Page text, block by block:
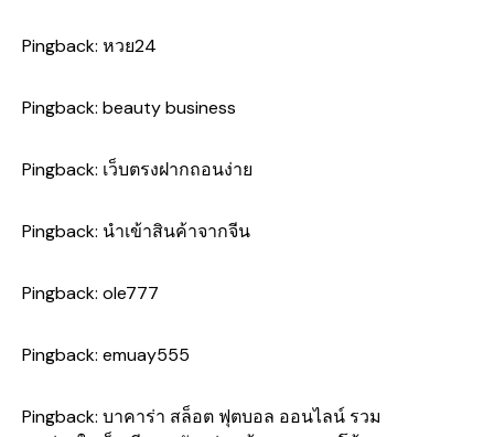
Pingback: หวย24
Pingback: beauty business
Pingback: เว็บตรงฝากถอนง่าย
Pingback: นำเข้าสินค้าจากจีน
Pingback: ole777
Pingback: emuay555
Pingback: บาคาร่า สล็อต ฟุตบอล ออนไลน์ รวม